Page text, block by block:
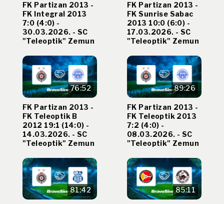
FK Partizan 2013 -
FK Integral 2013
7:0 (4:0) -
30.03.2026. - SC
"Teleoptik" Zemun
FK Partizan 2013 -
FK Sunrise Sabac
2013 10:0 (6:0) -
17.03.2026. - SC
"Teleoptik" Zemun
76:52
FK Partizan 2013 -
FK Teleoptik B
2012 19:1 (14:0) -
14.03.2026. - SC
"Teleoptik" Zemun
89:26
FK Partizan 2013 -
FK Teleoptik 2013
7:2 (4:0) -
08.03.2026. - SC
"Teleoptik" Zemun
81:42 85:11